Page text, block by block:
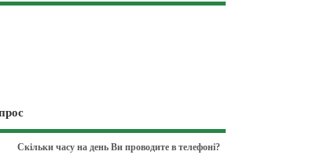
Скільки часу на день Ви проводите в телефоні?